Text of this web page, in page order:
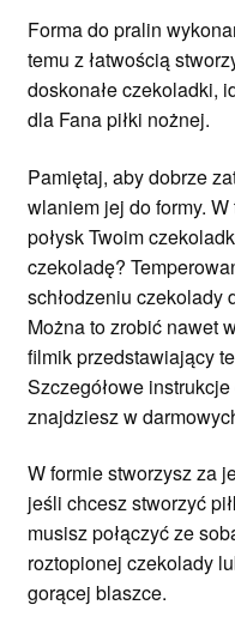
Forma do pralin
temu z łatwością
doskonałe czekoladki,
dla Fana piłki nożnej.
Pamiętaj, aby dobrze
wlaniem jej do formy.
połysk Twoim
czekoladę?
schłodzeniu czekolady
Można to zrobić nawet
filmik przedstawiający
Szczegółowe
znajdziesz w
W formie stworzysz za
jeśli chcesz stworzyć
musisz połączyć ze
roztopionej czekolady
gorącej blaszce.